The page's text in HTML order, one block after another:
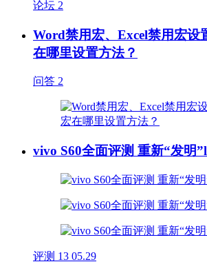
论坛 2
Word禁用宏、Excel禁用宏设
在哪里设置方法？
问答 2
vivo S60全面评测 重新“发明
评测 13 05.29